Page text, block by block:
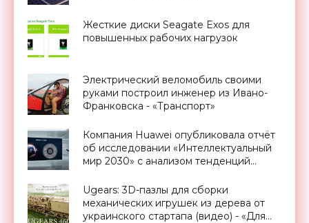
Жесткие диски Seagate Exos для
повышенных рабочих нагрузок
Электрический веломобиль своими
руками построил инженер из Ивано-
Франковска - «Транспорт»
Компания Huawei опубликовала отчёт
об исследовании «Интеллектуальный
мир 2030» с анализом тенденций
«Смартфоны»
Ugears: 3D-пазлы для сборки
механических игрушек из дерева от
украинского стартапа (видео) - «Для